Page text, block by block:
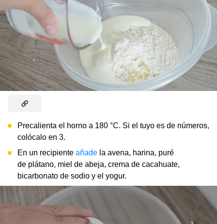
Precalienta el horno a 180 °C. Si el tuyo es de números,
colócalo en 3.
En un recipiente añade la avena, harina, puré
de plátano, miel de abeja, crema de cacahuate,
bicarbonato de sodio y el yogur.